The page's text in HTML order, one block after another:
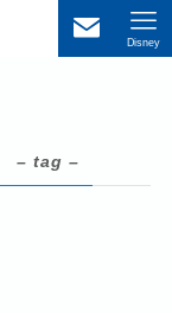
Disney
– tag –